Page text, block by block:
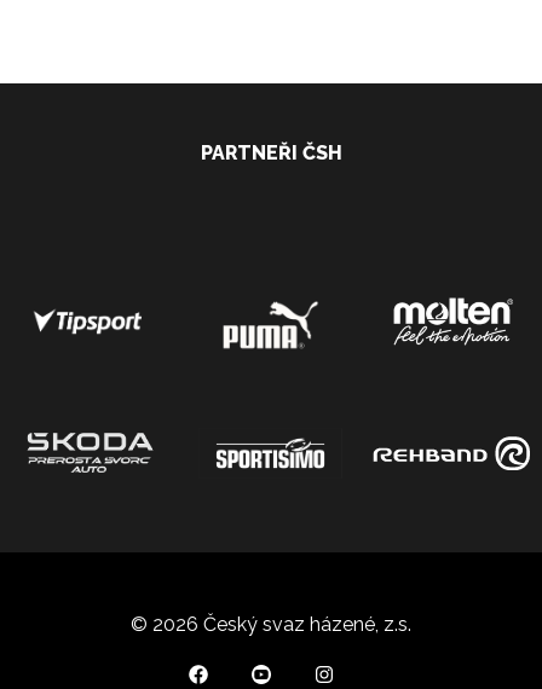
PARTNEŘI ČSH
© 2026 Český svaz házené, z.s.